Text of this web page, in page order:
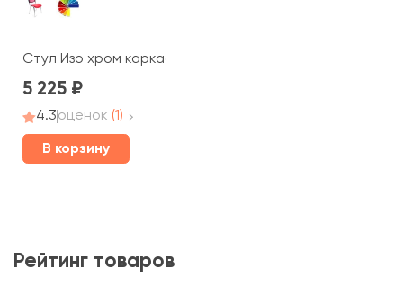
Стул Изо хром каркас сетка
5 225
4.3оценок (1)
В корзину
Рейтинг товаров